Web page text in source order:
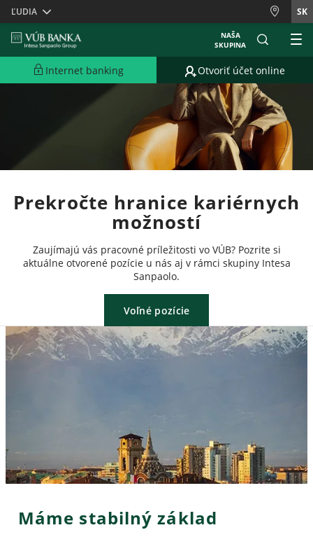
Skiplinks
ĽUDIA SK
NAŠA
SKUPINA
Internet banking Otvoriť účet online
Prekročte hranice kariérnych
možností
Zaujímajú vás pracovné príležitosti vo VÚB? Pozrite si
aktuálne otvorené pozície u nás aj v rámci skupiny Intesa
Sanpaolo.
Voľné pozície
Máme stabilný základ